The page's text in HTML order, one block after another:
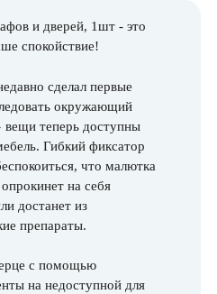
и дверей, 1шт - это
спокойствие!
сделал первые
окружающий
теперь доступны
Гибкий фиксатор
что малютка
на себя
достанет из
препараты.
с помощью
на недоступной для